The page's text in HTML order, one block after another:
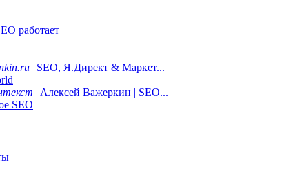
работает
SEO, Я.Директ & Маркет...
Алексей Важеркин | SEO...
SEO